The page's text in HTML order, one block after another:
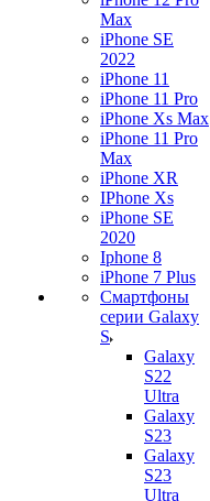
Max
iPhone SE
2022
iPhone 11
iPhone 11 Pro
iPhone Xs Max
iPhone 11 Pro
Max
iPhone XR
IPhone Xs
iPhone SE
2020
Iphone 8
iPhone 7 Plus
Смартфоны
серии Galaxy
S
Galaxy
S22
Ultra
Galaxy
S23
Galaxy
S23
Ultra